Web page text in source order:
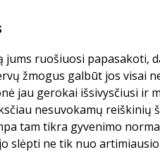
jums ruošiuosi papasakoti,
žmogus galbūt jos visai
jau gerokai išsivysčiusi ir
nesuvokamų reiškinių
tam tikra gyvenimo
slėpti ne tik nuo